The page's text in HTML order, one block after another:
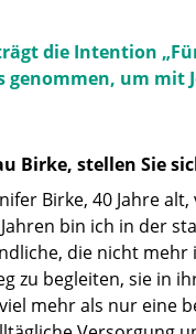
die Intention
um
Birke, stellen Sie
Birke, 40 Jahre
bin ich in der
die nicht
zu begleiten, sie in
mehr als nur eine